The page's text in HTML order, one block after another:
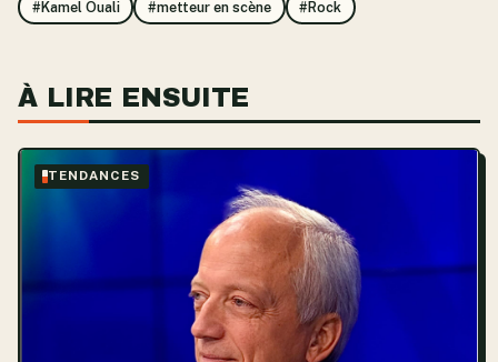
#Kamel Ouali #metteur en scène #Rock
À LIRE ENSUITE
TENDANCES